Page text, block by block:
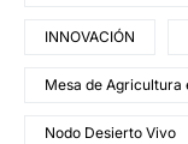
INNOVACIÓN
Mesa de Agricultura
Nodo Desierto Vivo